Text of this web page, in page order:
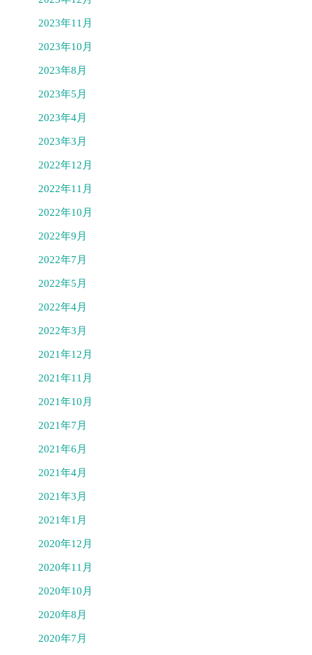
2023年11月
2023年10月
2023年8月
2023年5月
2023年4月
2023年3月
2022年12月
2022年11月
2022年10月
2022年9月
2022年7月
2022年5月
2022年4月
2022年3月
2021年12月
2021年11月
2021年10月
2021年7月
2021年6月
2021年4月
2021年3月
2021年1月
2020年12月
2020年11月
2020年10月
2020年8月
2020年7月